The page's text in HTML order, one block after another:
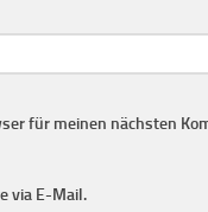
für meinen nächsten
via E-Mail.